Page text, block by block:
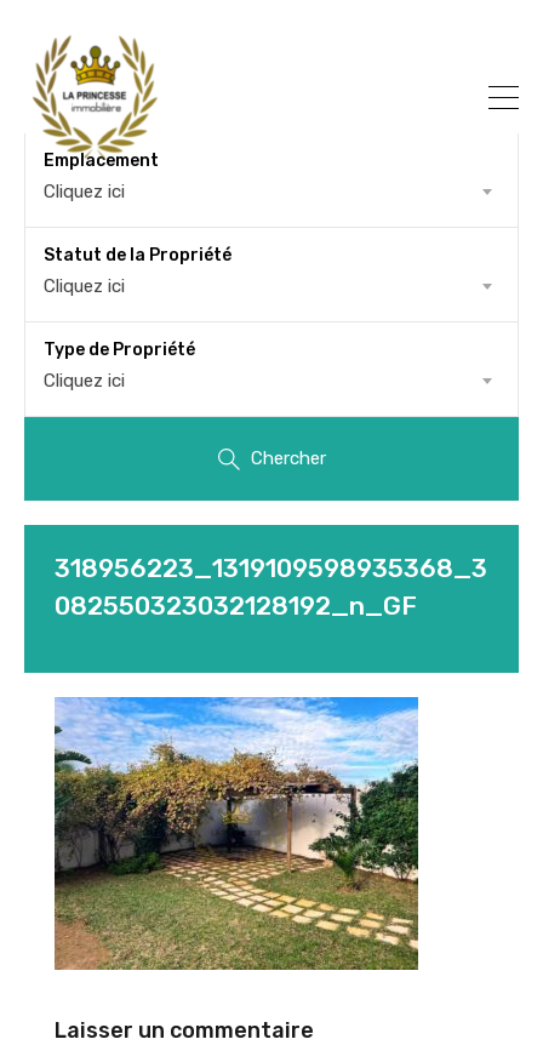
Emplacement
Cliquez ici
Statut de la Propriété
Cliquez ici
Type de Propriété
Cliquez ici
Chercher
318956223_1319109598935368_3
082550323032128192_n_GF
Laisser un commentaire